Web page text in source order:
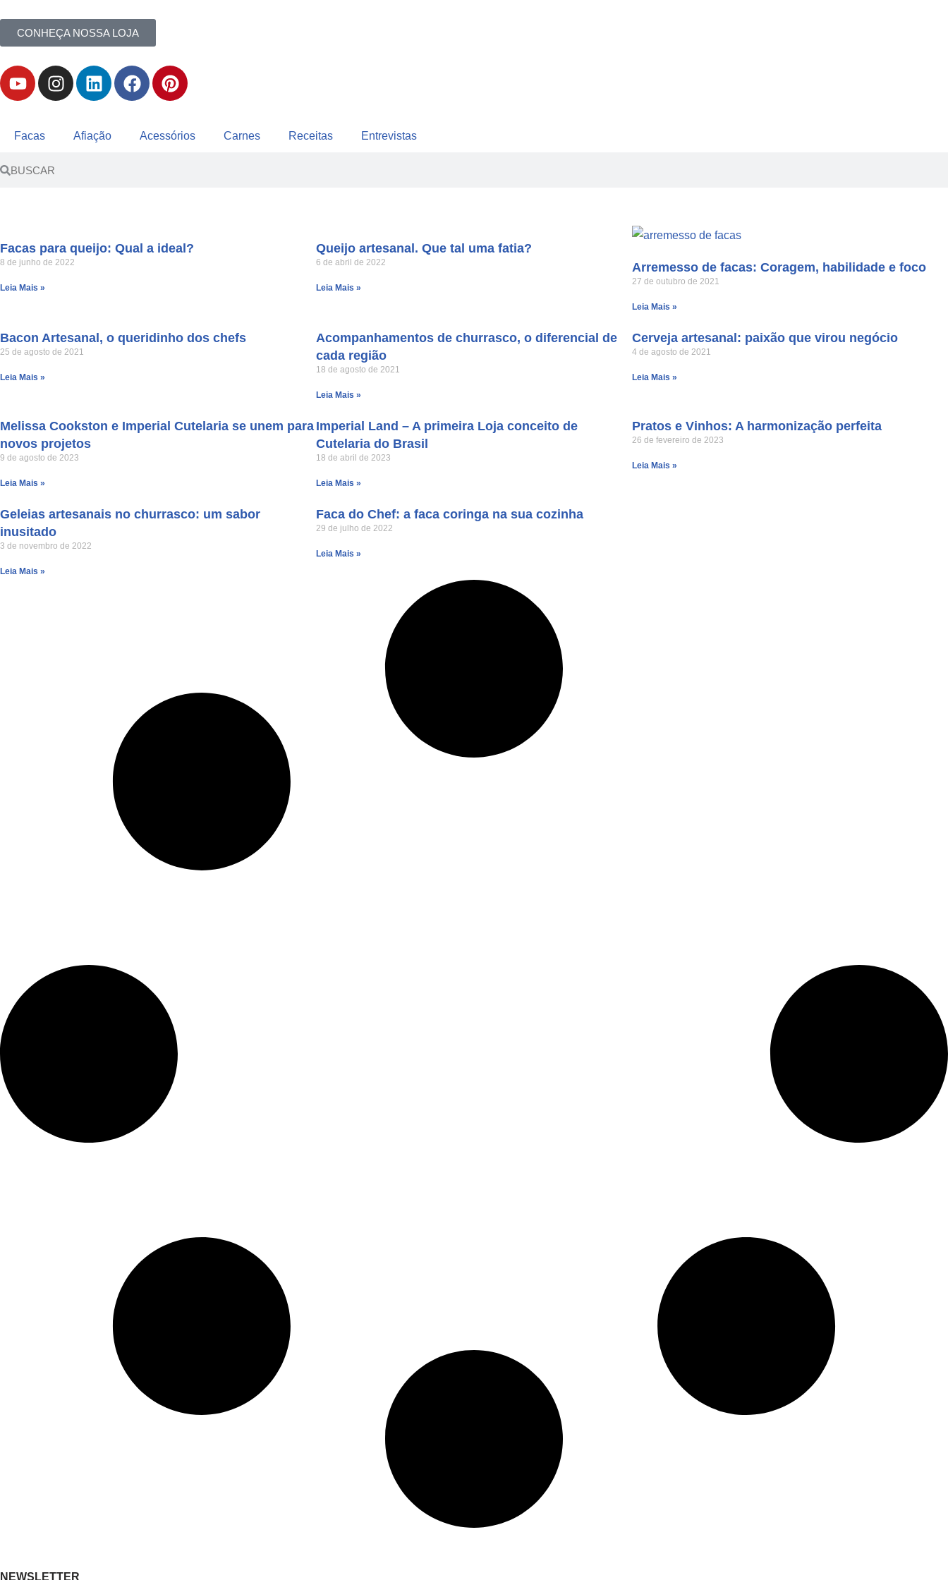
Pular
o
conteúdo
CONHEÇA NOSSA LOJA
Facas Afiação Acessórios Carnes Receitas Entrevistas
Facas para queijo: Qual a ideal?
8 de junho de 2022
Leia Mais »
Queijo artesanal. Que tal uma fatia?
6 de abril de 2022
Leia Mais »
Arremesso de facas: Coragem, habilidade e foco
27 de outubro de 2021
Leia Mais »
Bacon Artesanal, o queridinho dos chefs
25 de agosto de 2021
Leia Mais »
Acompanhamentos de churrasco, o diferencial de
cada região
18 de agosto de 2021
Leia Mais »
Cerveja artesanal: paixão que virou negócio
4 de agosto de 2021
Leia Mais »
Melissa Cookston e Imperial Cutelaria se unem para
novos projetos
9 de agosto de 2023
Leia Mais »
Imperial Land – A primeira Loja conceito de
Cutelaria do Brasil
18 de abril de 2023
Leia Mais »
Pratos e Vinhos: A harmonização perfeita
26 de fevereiro de 2023
Leia Mais »
Geleias artesanais no churrasco: um sabor
inusitado
3 de novembro de 2022
Leia Mais »
Faca do Chef: a faca coringa na sua cozinha
29 de julho de 2022
Leia Mais »
NEWSLETTER